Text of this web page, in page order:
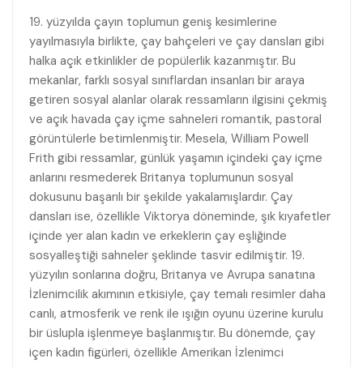
19. yüzyılda çayın toplumun geniş kesimlerine
yayılmasıyla birlikte, çay bahçeleri ve çay dansları gibi
halka açık etkinlikler de popülerlik kazanmıştır. Bu
mekanlar, farklı sosyal sınıflardan insanları bir araya
getiren sosyal alanlar olarak ressamların ilgisini çekmiş
ve açık havada çay içme sahneleri romantik, pastoral
görüntülerle betimlenmiştir. Mesela, William Powell
Frith gibi ressamlar, günlük yaşamın içindeki çay içme
anlarını resmederek Britanya toplumunun sosyal
dokusunu başarılı bir şekilde yakalamışlardır. Çay
dansları ise, özellikle Viktorya döneminde, şık kıyafetler
içinde yer alan kadın ve erkeklerin çay eşliğinde
sosyalleştiği sahneler şeklinde tasvir edilmiştir. 19.
yüzyılın sonlarına doğru, Britanya ve Avrupa sanatına
İzlenimcilik akımının etkisiyle, çay temalı resimler daha
canlı, atmosferik ve renk ile ışığın oyunu üzerine kurulu
bir üslupla işlenmeye başlanmıştır. Bu dönemde, çay
içen kadın figürleri, özellikle Amerikan İzlenimci